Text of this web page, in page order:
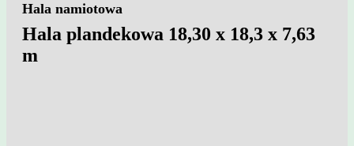
Hala namiotowa
Hala plandekowa 18,30 x 18,3 x 7,63
m